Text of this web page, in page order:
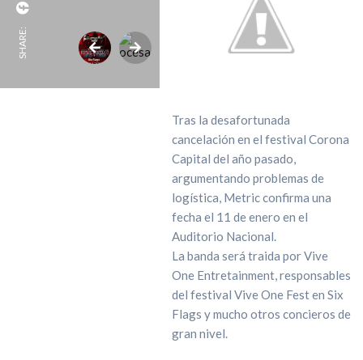
SHARE:
Tras la desafortunada
cancelación en el festival Corona
Capital del año pasado,
argumentando problemas de
logística, Metric confirma una
fecha el 11 de enero en el
Auditorio Nacional.
La banda será traida por Vive
One Entretainment, responsables
del festival Vive One Fest en Six
Flags y mucho otros concieros de
gran nivel.